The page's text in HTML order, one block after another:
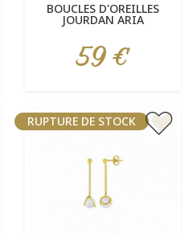
BOUCLES D'OREILLES
JOURDAN ARIA
Prix
59 €
RUPTURE DE STOCK